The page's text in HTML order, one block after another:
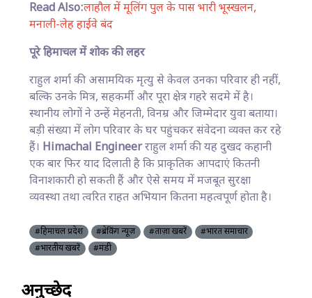
Read Also:लाहौल में मूलिंग पुल के पास भारी भूस्खलन,
मनाली-लेह हाईवे बंद
पूरे हिमाचल में शोक की लहर
राहुल शर्मा की असामयिक मृत्यु से केवल उनका परिवार ही नहीं,
बल्कि उनके मित्र, सहकर्मी और पूरा क्षेत्र गहरे सदमे में है।
स्थानीय लोगों ने उन्हें मेहनती, विनम्र और जिम्मेदार युवा बताया।
बड़ी संख्या में लोग परिवार के घर पहुंचकर संवेदना व्यक्त कर रहे
हैं। Himachal Engineerराहुल शर्मा की यह दुखद कहानी
एक बार फिर याद दिलाती है कि प्राकृतिक आपदाएं कितनी
विनाशकारी हो सकती हैं और ऐसे समय में मजबूत सुरक्षा
व्यवस्था तथा त्वरित राहत अभियान कितना महत्वपूर्ण होता है।
#हिमाचल प्रदेश #ब्रेकिंग न्यूज़ #ताज़ा खबरें
#भारत समाचार
#भारतीय खबरें
#मंडी
अनुच्छेद